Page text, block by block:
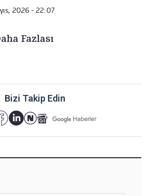
2026 - 22:07
Fazlası
Bizi Takip Edin